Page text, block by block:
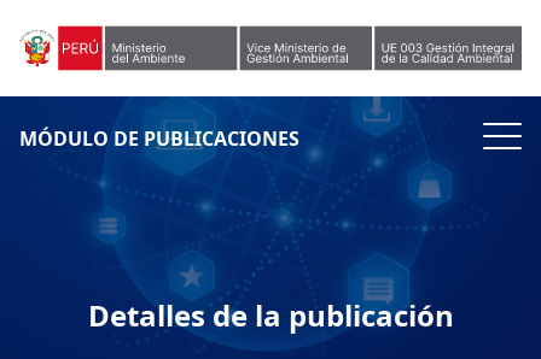
MÓDULO DE PUBLICACIONES
Detalles de la publicación